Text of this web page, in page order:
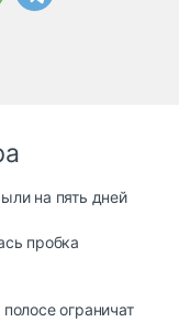
на пять дней
пробка
ограничат